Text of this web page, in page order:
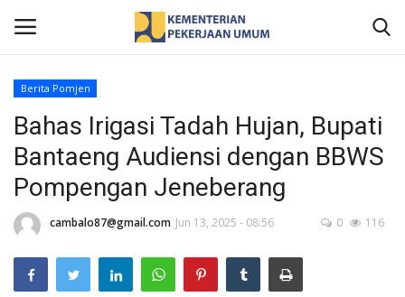
Home
Profil
Berita
Publikasi
Berita Pomjen
Bahas Irigasi Tadah Hujan, Bupati
Bantaeng Audiensi dengan BBWS
Pompengan Jeneberang
cambalo87@gmail.com Jun 13, 2025 - 08:56 0 116